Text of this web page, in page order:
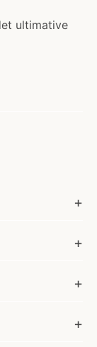
ultimative